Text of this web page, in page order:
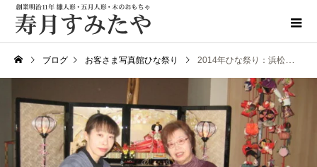
ブログ お客さま写真館ひな祭り 2014年ひな祭り：浜松市北区・大河内様